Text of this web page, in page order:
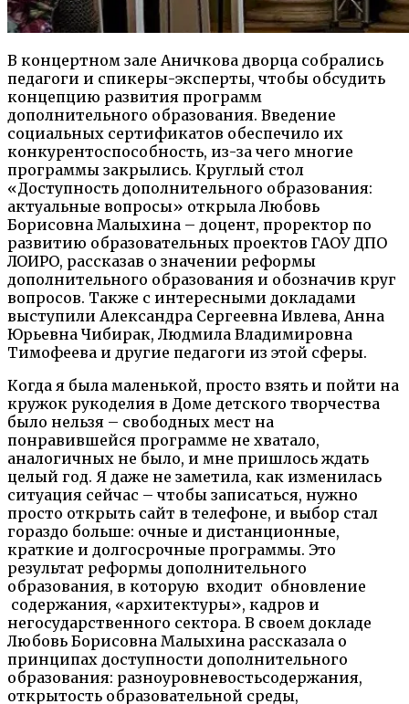
В концертном зале Аничкова дворца собрались
педагоги и спикеры-эксперты, чтобы обсудить
концепцию развития программ
дополнительного образования. Введение
социальных сертификатов обеспечило их
конкурентоспособность, из-за чего многие
программы закрылись. Круглый стол
«Доступность дополнительного образования:
актуальные вопросы» открыла Любовь
Борисовна Малыхина – доцент, проректор по
развитию образовательных проектов ГАОУ ДПО
ЛОИРО, рассказав о значении реформы
дополнительного образования и обозначив круг
вопросов. Также с интересными докладами
выступили Александра Сергеевна Ивлева, Анна
Юрьевна Чибирак, Людмила Владимировна
Тимофеева и другие педагоги из этой сферы.
Когда я была маленькой, просто взять и пойти на
кружок рукоделия в Доме детского творчества
было нельзя – свободных мест на
понравившейся программе не хватало,
аналогичных не было, и мне пришлось ждать
целый год. Я даже не заметила, как изменилась
ситуация сейчас – чтобы записаться, нужно
просто открыть сайт в телефоне, и выбор стал
гораздо больше: очные и дистанционные,
краткие и долгосрочные программы. Это
результат реформы дополнительного
образования, в которую входит обновление
содержания, «архитектуры», кадров и
негосударственного сектора. В своем докладе
Любовь Борисовна Малыхина рассказала о
принципах доступности дополнительного
образования: разноуровневостьсодержания,
открытость образовательной среды,